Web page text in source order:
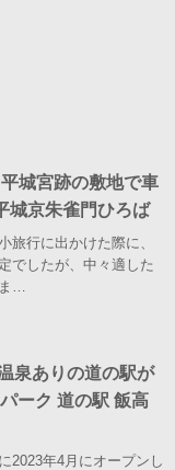
城宮跡の敷地で車
城京朱雀門ひろば
旅行に出かけた際に、
でしたが、中々適した
…
泉ありの道の駅が
ーク 道の駅 飯高
2023年4月にオープンし